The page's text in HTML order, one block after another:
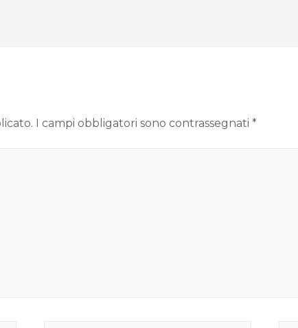
I campi obbligatori sono contrassegnati *